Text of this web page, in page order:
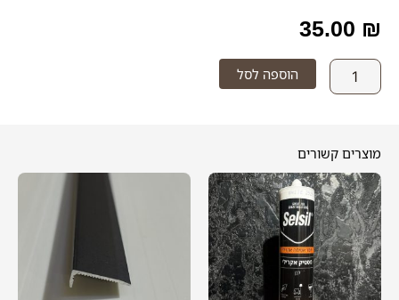
35.00 ₪
כמות
הוספה לסל
מוצרים קשורים
למוצר
ניתן